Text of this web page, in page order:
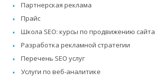
Партнерская реклама
Прайс
Школа SEO: курсы по продвижению сайта
Разработка рекламной стратегии
Перечень SEO услуг
Услуги по веб-аналитике